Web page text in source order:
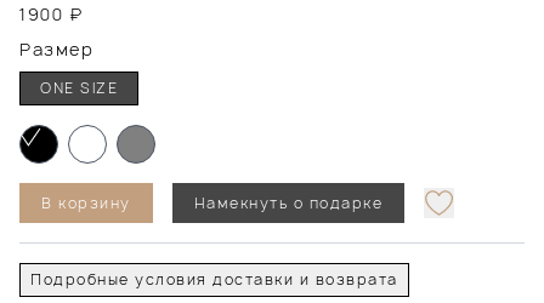
1900 ₽
Размер
ONE SIZE
В корзину Намекнуть о подарке
Подробные условия доставки и возврата